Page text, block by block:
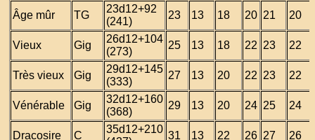
Âge mûr TG
23d12+92
(241)
23 13 18 20 21 20
Vieux Gig
26d12+104
(273)
25 13 18 22 23 22
Très vieux Gig
29d12+145
(333)
27 13 20 22 23 22
Vénérable Gig
32d12+160
(368)
29 13 20 24 25 24
Dracosire C
35d12+210
31 13 22 26 27
26